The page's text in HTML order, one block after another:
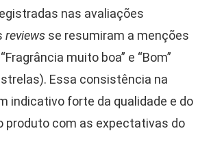
nas avaliações
reviews se resumiram a menções
muito boa” e “Bom”
Essa consistência na
indicativo forte da qualidade e do
produto com as expectativas do